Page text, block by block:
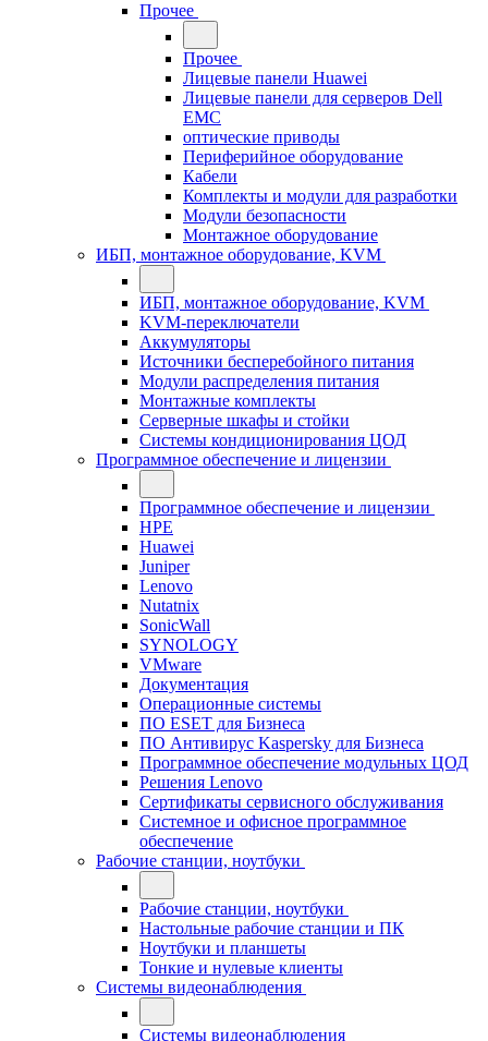
Прочее
Прочее
Лицевые панели Huawei
Лицевые панели для серверов Dell
EMC
оптические приводы
Периферийное оборудование
Кабели
Комплекты и модули для разработки
Модули безопасности
Монтажное оборудование
ИБП, монтажное оборудование, KVM
ИБП, монтажное оборудование, KVM
KVM-переключатели
Аккумуляторы
Источники бесперебойного питания
Модули распределения питания
Монтажные комплекты
Серверные шкафы и стойки
Системы кондиционирования ЦОД
Программное обеспечение и лицензии
Программное обеспечение и лицензии
HPE
Huawei
Juniper
Lenovo
Nutatnix
SonicWall
SYNOLOGY
VMware
Документация
Операционные системы
ПО ESET для Бизнеса
ПО Антивирус Kaspersky для Бизнеса
Программное обеспечение модульных ЦОД
Решения Lenovo
Сертификаты сервисного обслуживания
Системное и офисное программное
обеспечение
Рабочие станции, ноутбуки
Рабочие станции, ноутбуки
Настольные рабочие станции и ПК
Ноутбуки и планшеты
Тонкие и нулевые клиенты
Системы видеонаблюдения
Системы видеонаблюдения